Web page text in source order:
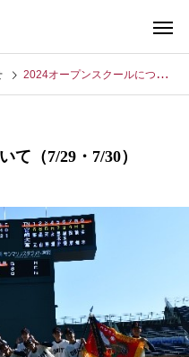
2024オープンスクールについて（7/29・7/30）
て（7/29・7/30）